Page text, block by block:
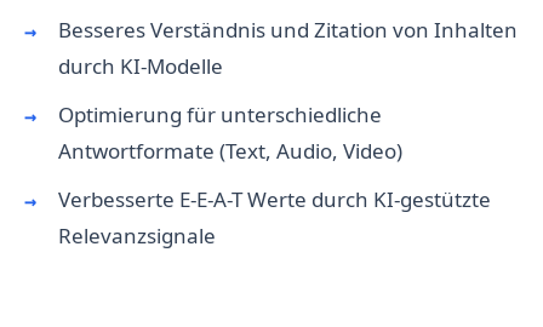
Besseres Verständnis und Zitation von Inhalten
durch KI-Modelle
Optimierung für unterschiedliche
Antwortformate (Text, Audio, Video)
Verbesserte E-E-A-T Werte durch KI-gestützte
Relevanzsignale